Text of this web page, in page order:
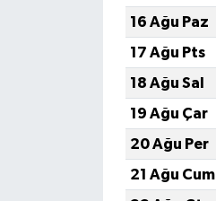
16 Ağu Paz
17 Ağu Pts
18 Ağu Sal
19 Ağu Çar
20 Ağu Per
21 Ağu Cum